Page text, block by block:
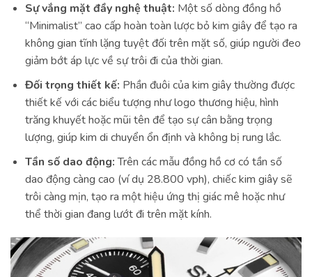
Sự vắng mặt đầy nghệ thuật: Một số dòng đồng hồ
“Minimalist” cao cấp hoàn toàn lược bỏ kim giây để tạo ra
không gian tĩnh lặng tuyệt đối trên mặt số, giúp người đeo
giảm bớt áp lực về sự trôi đi của thời gian.
Đối trọng thiết kế: Phần đuôi của kim giây thường được
thiết kế với các biểu tượng như logo thương hiệu, hình
trăng khuyết hoặc mũi tên để tạo sự cân bằng trọng
lượng, giúp kim di chuyển ổn định và không bị rung lắc.
Tần số dao động:Trên các mẫu đồng hồ cơ có tần số
dao động càng cao (ví dụ 28.800 vph), chiếc kim giây sẽ
trôi càng mịn, tạo ra một hiệu ứng thị giác mê hoặc như
thể thời gian đang lướt đi trên mặt kính.